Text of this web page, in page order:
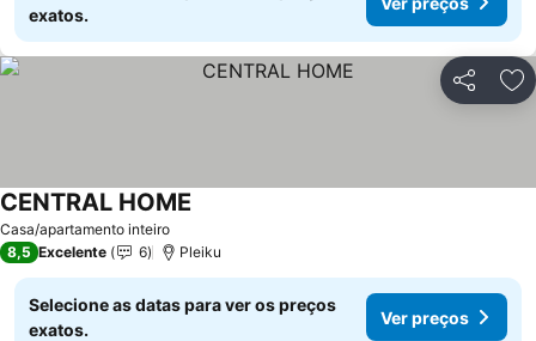
exatos.
Partilhar
Casa/apartamento inteiro
CENTRAL HOME
8,5 Excelente 6 Pleiku
Selecione as datas para ver os preços
exatos.
Ver preços